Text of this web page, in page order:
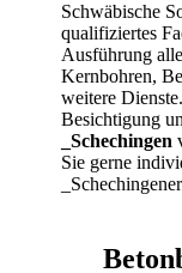
Schwäbische
qualifiziertes
Ausführung
Kernbohren,
weitere Dienste.
Besichtigung
_Schechingen
Sie gerne